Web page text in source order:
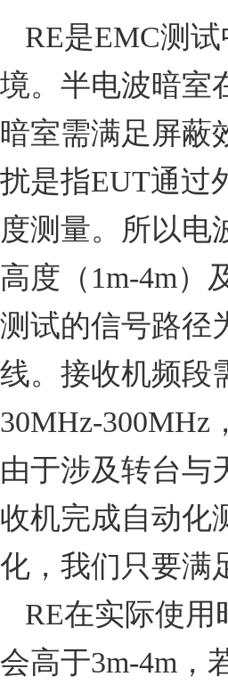
RE是EMC测
境。半电波暗室
暗室需满足屏蔽
扰是指EUT通过
度测量。所以电
高度（ 1m-4m）
测试的信号路径
线。接收机频段
30MHz-300MHz
由于涉及转台与
收机完成自动化
化，我们只要满
RE在实际使用
会高于3m-4m ，